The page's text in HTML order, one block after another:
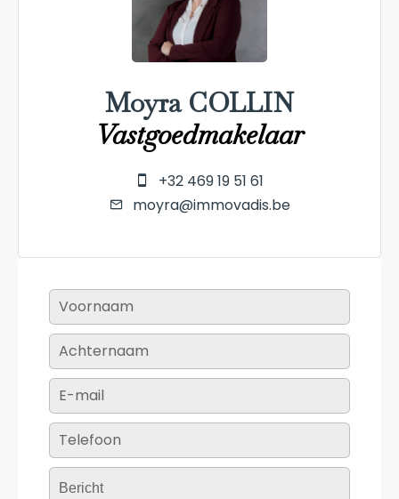
Moyra COLLIN
Vastgoedmakelaar
+32 469 19 51 61
moyra@immovadis.be